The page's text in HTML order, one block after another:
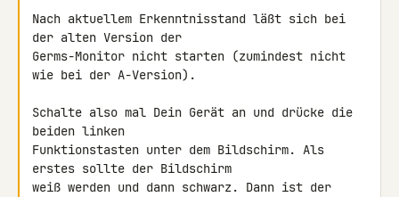
Nach aktuellem Erkenntnisstand läßt sich bei
der alten Version der
Germs-Monitor nicht starten (zumindest nicht
wie bei der A-Version).
Schalte also mal Dein Gerät an und drücke die
beiden linken
Funktionstasten unter dem Bildschirm. Als
erstes sollte der Bildschirm
weiß werden und dann schwarz. Dann ist der